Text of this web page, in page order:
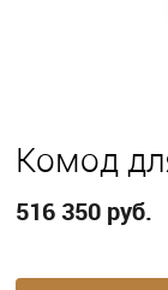
Комод
516 350 руб.